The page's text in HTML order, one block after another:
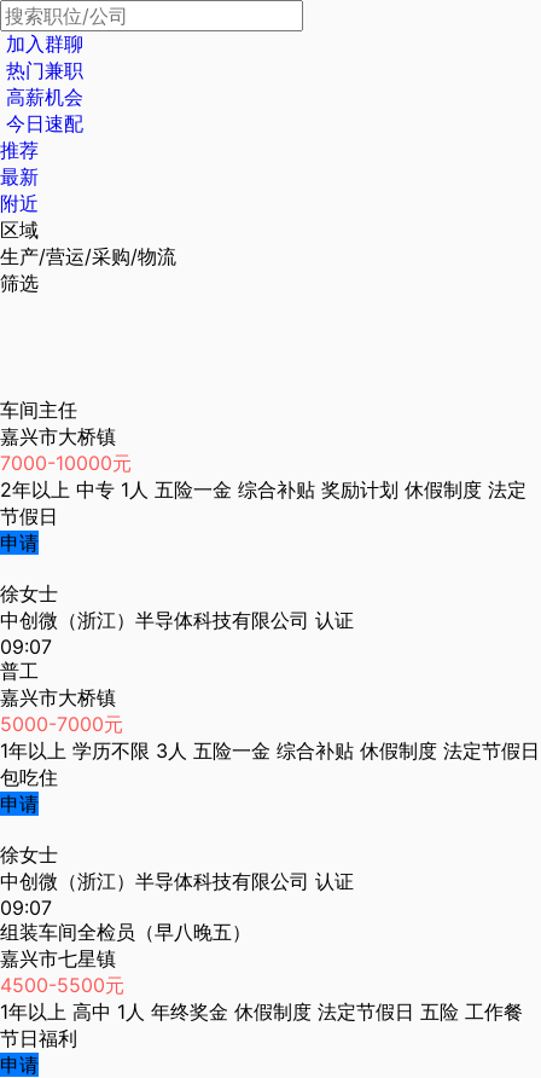
加入群聊
热门兼职
高薪机会
今日速配
推荐
最新
附近
区域
生产/营运/采购/物流
筛选
车间主任
嘉兴市大桥镇
7000-10000元
2年以上 中专 1人 五险一金 综合补贴 奖励计划 休假制度 法定
节假日
申请
徐女士
中创微（浙江）半导体科技有限公司 认证
09:07
普工
嘉兴市大桥镇
5000-7000元
1年以上 学历不限 3人 五险一金 综合补贴 休假制度 法定节假日
包吃住
申请
徐女士
中创微（浙江）半导体科技有限公司 认证
09:07
组装车间全检员（早八晚五）
嘉兴市七星镇
4500-5500元
1年以上 高中 1人 年终奖金 休假制度 法定节假日 五险 工作餐
节日福利
申请